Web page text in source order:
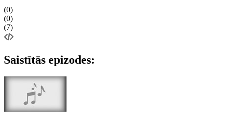
(0)
(0)
(7)
Saistītās epizodes: